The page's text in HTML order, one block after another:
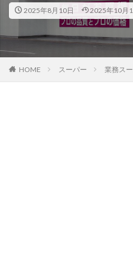
2025年8月10日 2025年10月
HOME スーパー 業務ス
岐阜県
静岡県 愛
京都府
大阪府 兵
鳥取県
島根県 岡
徳島県
香川県 愛
佐賀県
長崎県 熊